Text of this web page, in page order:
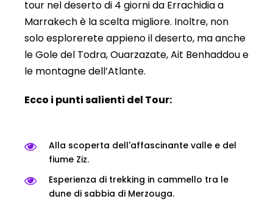
tour nel deserto di 4 giorni da Errachidia a
Marrakech è la scelta migliore. Inoltre, non
solo esplorerete appieno il deserto, ma anche
le Gole del Todra, Ouarzazate, Ait Benhaddou e
le montagne dell’Atlante.
Ecco i punti salienti del Tour:
Alla scoperta dell'affascinante valle e del
fiume Ziz.
Esperienza di trekking in cammello tra le
dune di sabbia di Merzouga.